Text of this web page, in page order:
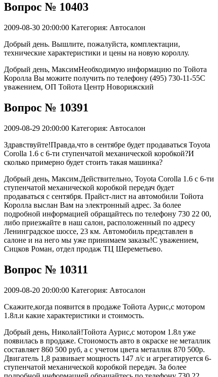
Вопрос № 10403
2009-08-30 20:00:00 Категория: Автосалон
Добрый день. Вышлите, пожалуйста, комплектации,
технические характеристики и цены на новую короллу.
Добрый день, МаксимНеобходимую информацию по Тойота
Королла Вы можите получить по телефону (495) 730-11-55С
уважением, ОП Тойота Центр Новорижский
Вопрос № 10391
2009-08-29 20:00:00 Категория: Автосалон
Здравствуйте!Правда,что в сентябре будет продаваться Toyota
Corolla 1.6 c 6-ти ступенчатой механической коробкой?И
сколько примерно будет стоить такая машинка?
Добрый день, Максим.Действительно, Toyota Corolla 1.6 c 6-ти
ступенчатой механической коробкой передач будет
продаваться с сентября. Прайст-лист на автомобили Тойота
Королла выслан Вам на электронный адрес. За более
подробной информацией обращайтесь по телефону 730 22 00,
либо приезжайте в наш салон, расположенный по адресу
Ленинградское шоссе, 23 км. Автомобиль представлен в
салоне и на него мы уже принимаем заказы!С уважением,
Сицков Роман, отдел продаж ТЦ Шереметьево.
Вопрос № 10311
2009-08-20 20:00:00 Категория: Автосалон
Скажите,когда появится в продаже Тойота Аурис,с мотором
1.8л.и какие характеристики и стоимость.
Добрый день, Николай!Тойота Аурис,с мотором 1.8л уже
появилась в продаже. Стоиомость авто в окраске не металлик
составляет 860 500 руб, а с учетом цвета металлик 870 500р.
Двигатель 1,8 развивает мощность 147 л/с и агрегатируется 6-
ступенчатой механической коробкой передач. За более